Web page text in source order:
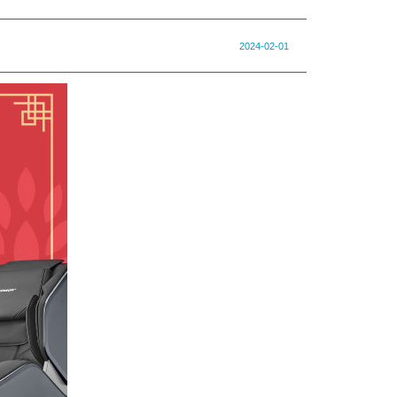
2024-02-01